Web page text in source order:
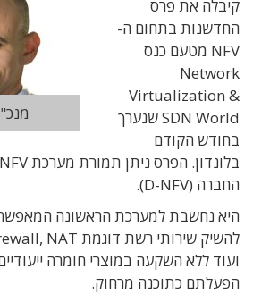
קיבלה את פרס
החדשנות בתחום ה-
NFV מטעם כנס
Network
Virtualization &
SDN World שנערך
בחודש הקודם
החברה (D-NFV).
היא נחשבת למערכת הראשונה
ועוד ללא השקעה במוצרי חומרה
הפעלתם כתוכנה מרחוק.